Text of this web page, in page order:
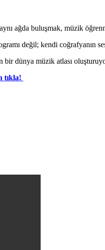
ağda buluşmak, müzik
değil; kendi coğrafyanın
bir dünya müzik atlası
tıkla!